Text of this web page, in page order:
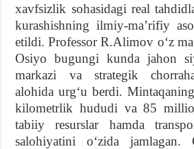
xavfsizlik sohasidagi real
kurashishning ilmiy-maʼrifiy
etildi. Professor R.Alimov oʻz
Osiyo bugungi kunda jahon
markazi va strategik
alohida urgʻu berdi.
kilometrlik hududi va 85
tabiiy resurslar hamda
salohiyatini oʻzida jamlagan.